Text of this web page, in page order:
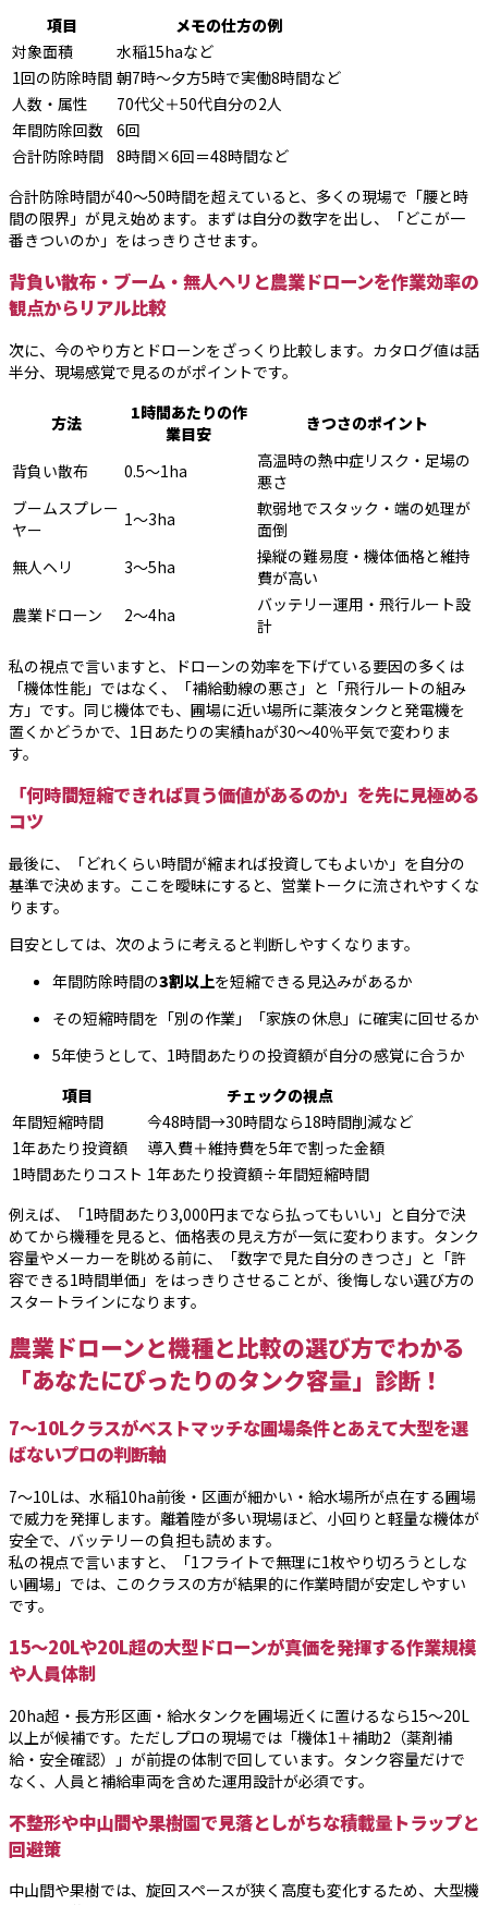
項目
メモの仕方の例
対象面積
水稲15haなど
1回の防除時間 朝7時〜夕方5時で実働8時間など
人数・属性
70代父＋50代自分の2人
年間防除回数
6回
合計防除時間 8時間×6回＝48時間など
合計防除時間が40〜50時間を超えていると、多くの現場で「腰と時
間の限界」が見え始めます。まずは自分の数字を出し、「どこが一
番きついのか」をはっきりさせます。
背負い散布・ブーム・無人ヘリと農業ドローンを作業効率の
観点からリアル比較
次に、今のやり方とドローンをざっくり比較します。カタログ値は話
半分、現場感覚で見るのがポイントです。
方法
1時間あたりの作
業目安
きつさのポイント
背負い散布 0.5〜1ha
高温時の熱中症リスク・足場の
悪さ
ブームスプレー
ヤー
1〜3ha
軟弱地でスタック・端の処理が
面倒
無人ヘリ
3〜5ha
操縦の難易度・機体価格と維持
費が高い
農業ドローン
2〜4ha
バッテリー運用・飛行ルート設
計
私の視点で言いますと、ドローンの効率を下げている要因の多くは
「機体性能」ではなく、「補給動線の悪さ」と「飛行ルートの組み
方」です。同じ機体でも、圃場に近い場所に薬液タンクと発電機を
置くかどうかで、1日あたりの実績haが30〜40％平気で変わりま
す。
「何時間短縮できれば買う価値があるのか」を先に見極める
コツ
最後に、「どれくらい時間が縮まれば投資してもよいか」を自分の
基準で決めます。ここを曖昧にすると、営業トークに流されやすくな
ります。
目安としては、次のように考えると判断しやすくなります。
年間防除時間の3割以上を短縮できる見込みがあるか
その短縮時間を「別の作業」「家族の休息」に確実に回せるか
5年使うとして、1時間あたりの投資額が自分の感覚に合うか
項目
チェックの視点
年間短縮時間
今48時間→30時間なら18時間削減など
1年あたり投資額
導入費＋維持費を5年で割った金額
1時間あたりコスト 1年あたり投資額÷年間短縮時間
例えば、「1時間あたり3,000円までなら払ってもいい」と自分で決
めてから機種を見ると、価格表の見え方が一気に変わります。タンク
容量やメーカーを眺める前に、「数字で見た自分のきつさ」と「許
容できる1時間単価」をはっきりさせることが、後悔しない選び方の
スタートラインになります。
農業ドローンと機種と比較の選び方でわかる
「あなたにぴったりのタンク容量」診断！
7〜10Lクラスがベストマッチな圃場条件とあえて大型を選
ばないプロの判断軸
7〜10Lは、水稲10ha前後・区画が細かい・給水場所が点在する圃場
で威力を発揮します。離着陸が多い現場ほど、小回りと軽量な機体が
安全で、バッテリーの負担も読めます。
私の視点で言いますと、「1フライトで無理に1枚やり切ろうとしな
い圃場」では、このクラスの方が結果的に作業時間が安定しやすい
です。
15〜20Lや20L超の大型ドローンが真価を発揮する作業規模
や人員体制
20ha超・長方形区画・給水タンクを圃場近くに置けるなら15〜20L
以上が候補です。ただしプロの現場では「機体1＋補助2（薬剤補
給・安全確認）」が前提の体制で回しています。タンク容量だけで
なく、人員と補給車両を含めた運用設計が必須です。
不整形や中山間や果樹園で見落としがちな積載量トラップと
回避策
中山間や果樹では、旋回スペースが狭く高度も変化するため、大型機